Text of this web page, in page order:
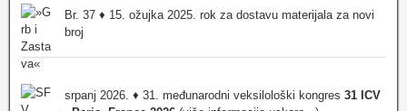
Br. 37 ♦ 15. ožujka 2025. rok za dostavu materijala za novi
broj
srpanj 2026. ♦ 31. međunarodni veksilološki kongres 31 ICV